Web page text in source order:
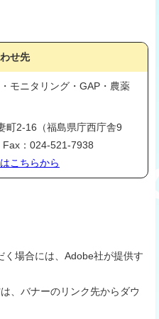
せ先
モニタリング・GAP・農薬
町2-16（福島県庁西庁舎9
：024-521-7938
こちらから
く場合には、Adobe社が提供す
、バナーのリンク先からダウ